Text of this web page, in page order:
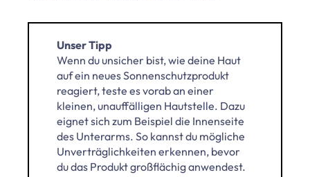
Unser Tipp
Wenn du unsicher bist, wie deine Haut
auf ein neues Sonnenschutzprodukt
reagiert, teste es vorab an einer
kleinen, unauffälligen Hautstelle. Dazu
eignet sich zum Beispiel die Innenseite
des Unterarms. So kannst du mögliche
Unverträglichkeiten erkennen, bevor
du das Produkt großflächig anwendest.